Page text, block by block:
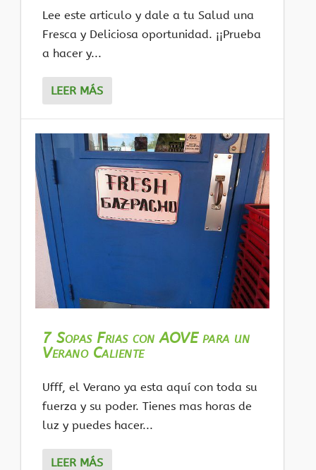
Lee este articulo y dale a tu Salud una
Fresca y Deliciosa oportunidad. ¡¡Prueba
a hacer y...
LEER MÁS
7 Sopas Frias con AOVE para un
Verano Caliente
Ufff, el Verano ya esta aquí con toda su
fuerza y su poder. Tienes mas horas de
luz y puedes hacer...
LEER MÁS